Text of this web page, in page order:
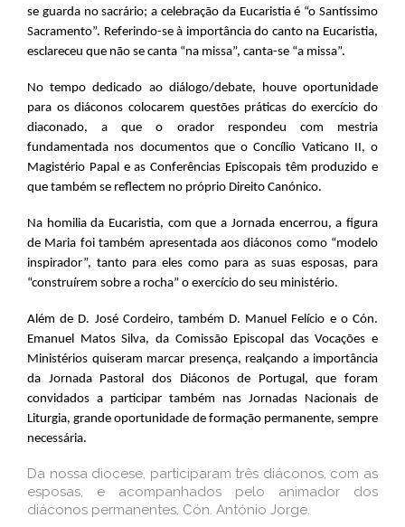
se guarda no sacrário; a celebração da Eucaristia é “o Santíssimo
Sacramento”. Referindo-se à importância do canto na Eucaristia,
esclareceu que não se canta “na missa”, canta-se “a missa”.
No tempo dedicado ao diálogo/debate, houve oportunidade
para os diáconos colocarem questões práticas do exercício do
diaconado, a que o orador respondeu com mestria
fundamentada nos documentos que o Concílio Vaticano II, o
Magistério Papal e as Conferências Episcopais têm produzido e
que também se reflectem no próprio Direito Canónico.
Na homilia da Eucaristia, com que a Jornada encerrou, a figura
de Maria foi também apresentada aos diáconos como “modelo
inspirador”, tanto para eles como para as suas esposas, para
“construírem sobre a rocha” o exercício do seu ministério.
Além de D. José Cordeiro, também D. Manuel Felício e o Cón.
Emanuel Matos Silva, da Comissão Episcopal das Vocações e
Ministérios quiseram marcar presença, realçando a importância
da Jornada Pastoral dos Diáconos de Portugal, que foram
convidados a participar também nas Jornadas Nacionais de
Liturgia, grande oportunidade de formação permanente, sempre
necessária.
Da nossa diocese, participaram três diáconos, com as
esposas, e acompanhados pelo animador dos
diáconos permanentes, Cón. António Jorge.